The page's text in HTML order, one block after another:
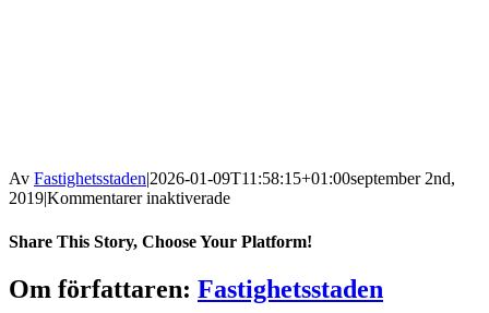
Av Fastighetsstaden|2026-01-09T11:58:15+01:00september 2nd,
2019|Kommentarer inaktiveradeför
7_4
Share This Story, Choose Your Platform!
Facebook
X
Reddit
LinkedIn
WhatsApp
Tumblr
Pinterest
Vk
Xing
E-
post
Om författaren: Fastighetsstaden